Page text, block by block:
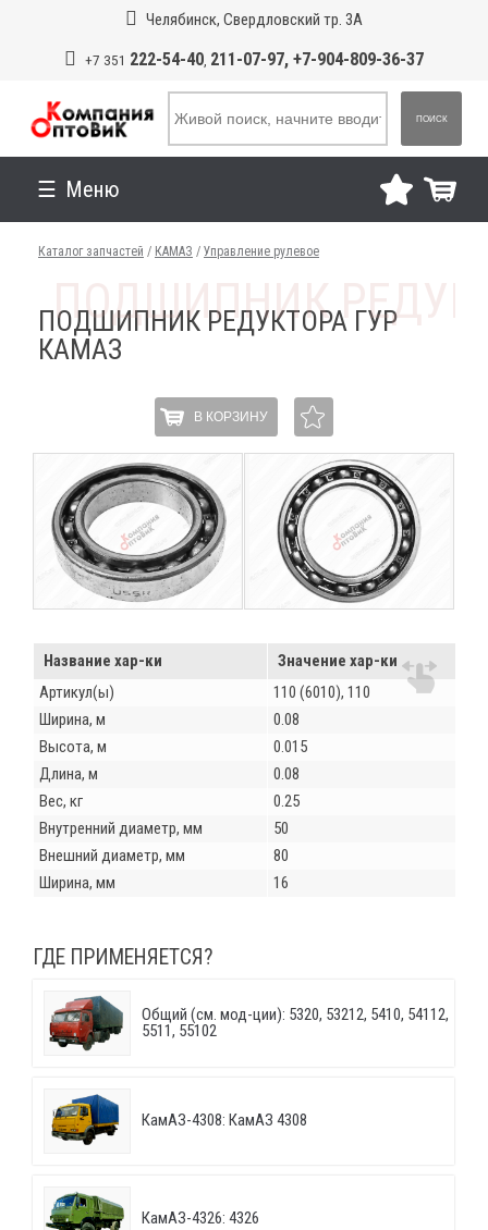
Челябинск, Свердловский тр. 3А
+7 351 222-54-40, 211-07-97, +7-904-809-36-37
ПОИСК
Меню
Каталог запчастей / КАМАЗ / Управление рулевое
ПОДШИПНИК РЕДУКТОРА ГУР
КАМАЗ
В КОРЗИНУ
Название хар-ки
Значение хар-ки
Артикул(ы)
110 (6010), 110
Ширина, м
0.08
Высота, м
0.015
Длина, м
0.08
Вес, кг
0.25
Внутренний диаметр, мм
50
Внешний диаметр, мм
80
Ширина, мм
16
ГДЕ ПРИМЕНЯЕТСЯ?
Общий (см. мод-ции): 5320, 53212, 5410, 54112,
5511, 55102
КамАЗ-4308: КамАЗ 4308
КамАЗ-4326: 4326